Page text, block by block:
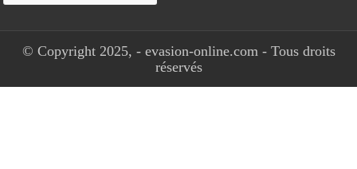
© Copyright 2025, - evasion-online.com - Tous droits
réservés